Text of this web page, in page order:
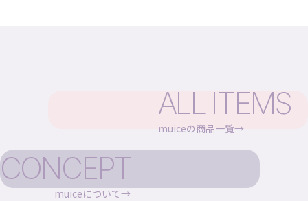
ALL ITEMS
muiceの商品一覧
CONCEPT
muiceについて